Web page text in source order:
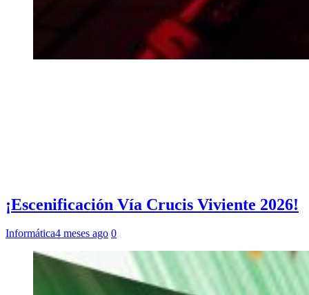
¡Escenificación Vía Crucis Viviente 2026!
Informática4 meses ago 0